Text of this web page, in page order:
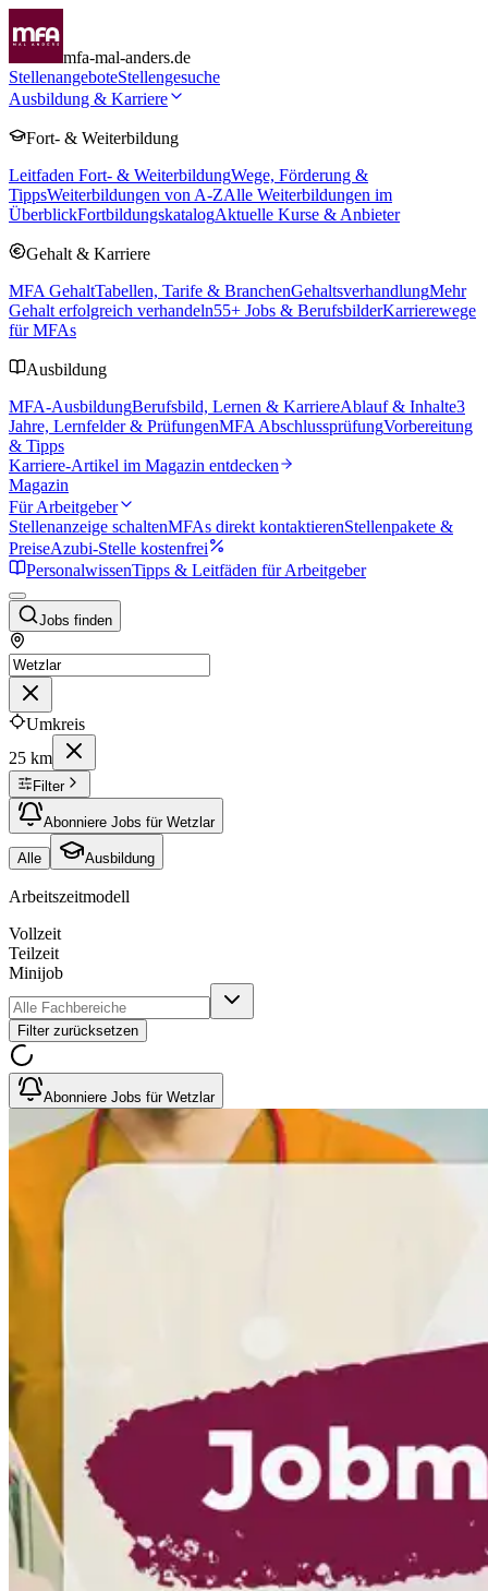
mfa-mal-anders.de
StellenangeboteStellengesuche
Ausbildung & Karriere
Fort- & Weiterbildung
Leitfaden Fort- & WeiterbildungWege, Förderung &
TippsWeiterbildungen von A-ZAlle Weiterbildungen im
ÜberblickFortbildungskatalogAktuelle Kurse & Anbieter
Gehalt & Karriere
MFA GehaltTabellen, Tarife & BranchenGehaltsverhandlungMehr
Gehalt erfolgreich verhandeln55+ Jobs & BerufsbilderKarrierewege
für MFAs
Ausbildung
MFA-AusbildungBerufsbild, Lernen & KarriereAblauf & Inhalte3
Jahre, Lernfelder & PrüfungenMFA AbschlussprüfungVorbereitung
& Tipps
Karriere-Artikel im Magazin entdecken
Magazin
Für Arbeitgeber
Stellenanzeige schaltenMFAs direkt kontaktierenStellenpakete &
PreiseAzubi-Stelle kostenfrei
PersonalwissenTipps & Leitfäden für Arbeitgeber
Jobs finden
Umkreis
25 km
Filter
Abonniere Jobs für Wetzlar
Alle Ausbildung
Arbeitszeitmodell
Vollzeit
Teilzeit
Minijob
Filter zurücksetzen
Abonniere Jobs für Wetzlar